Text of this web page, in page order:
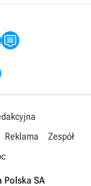
Reklama
Zespół
Polska SA